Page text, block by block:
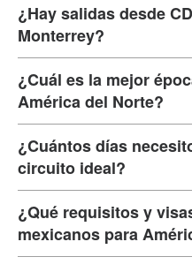
¿Hay salidas desde
Monterrey?
¿Cuál es la mejor
América del Norte?
¿Cuántos días
circuito ideal?
¿Qué requisitos y
mexicanos para